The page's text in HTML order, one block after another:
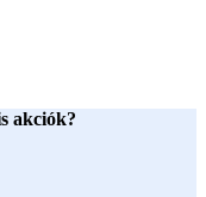
akciók?